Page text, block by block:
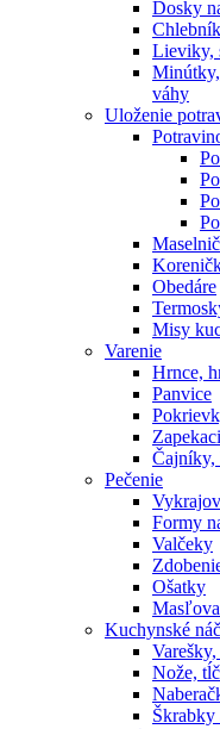
Dosky
Lieviky,
váhy
Uloženie
Obedáre
Misy
Varenie
Hrnce,
Panvice
Čajníky,
Pečenie
Formy
Valčeky
Ošatky
Kuchynské
Nože,
Škrabky